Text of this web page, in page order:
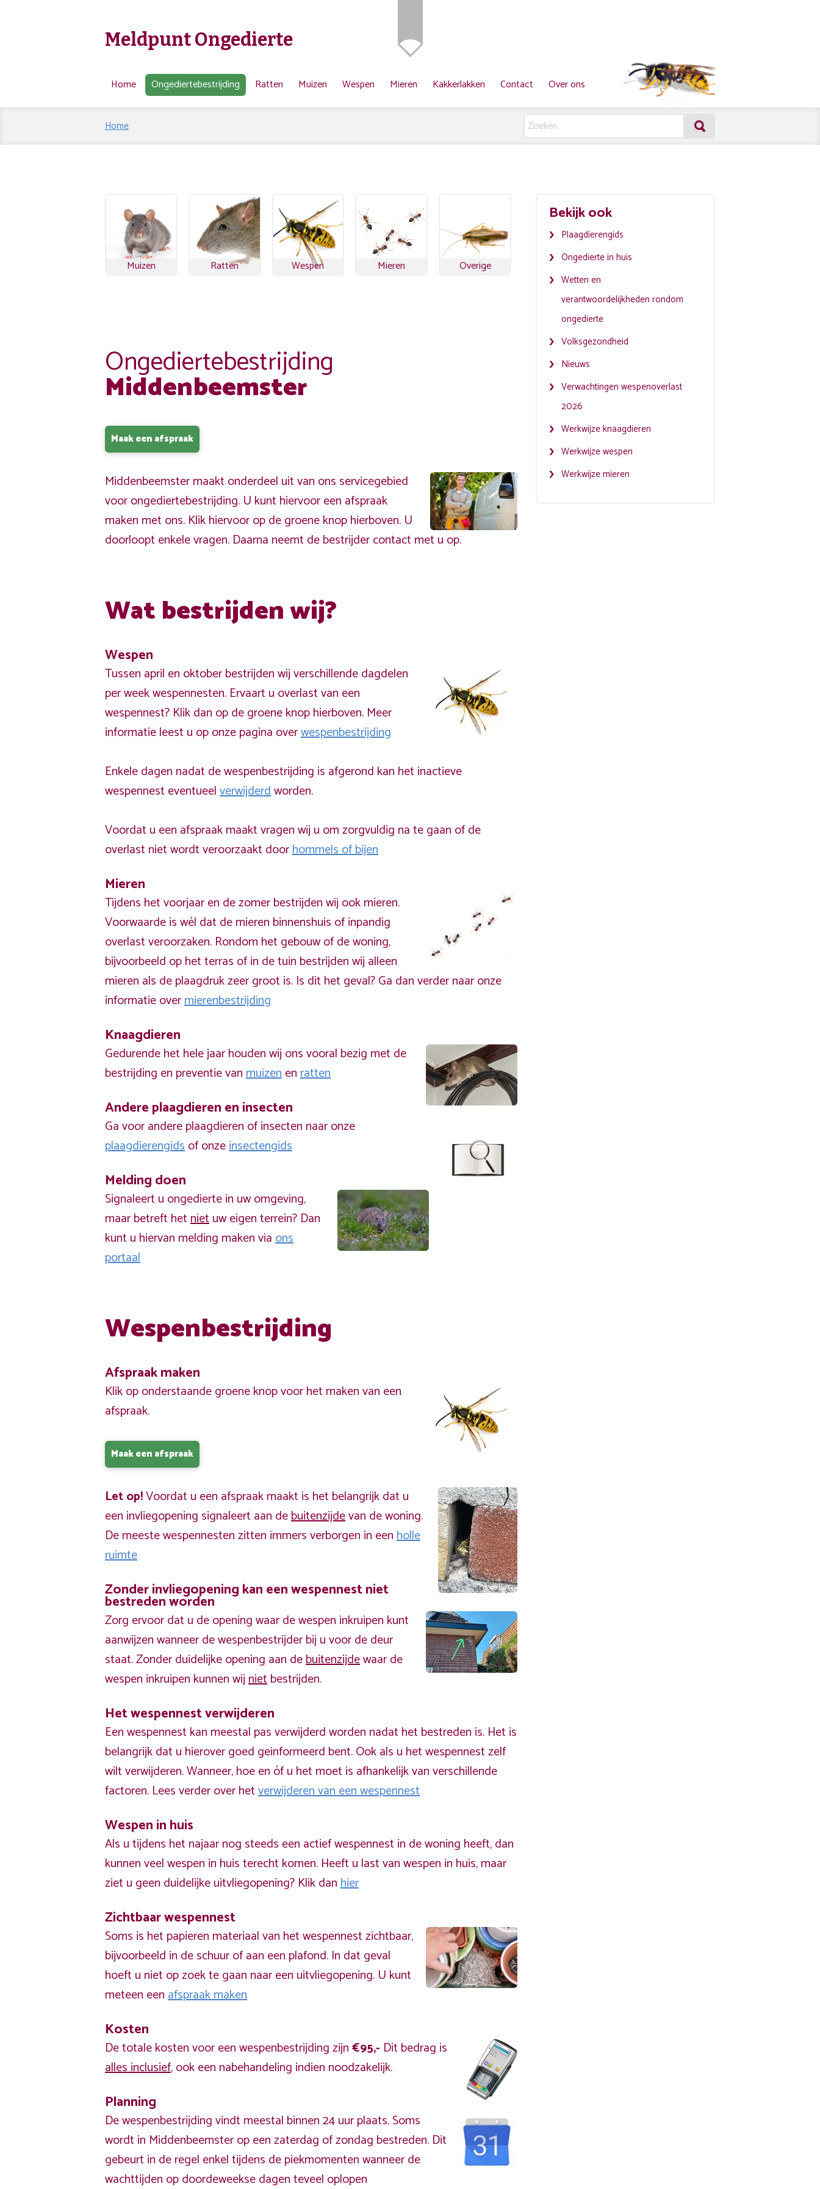
Meldpunt Ongedierte
Home Ongediertebestrijding Ratten Muizen Wespen Mieren Kakkerlakken Contact Over ons
Home
Muizen Ratten Wespen Mieren Overige
Ongediertebestrijding
Middenbeemster
Maak een afspraak
Middenbeemster maakt onderdeel uit van ons servicegebied
voor ongediertebestrijding. U kunt hiervoor een afspraak
maken met ons. Klik hiervoor op de groene knop hierboven. U
doorloopt enkele vragen. Daarna neemt de bestrijder contact met u op.
Wat bestrijden wij?
Wespen
Tussen april en oktober bestrijden wij verschillende dagdelen
per week wespennesten. Ervaart u overlast van een
wespennest? Klik dan op de groene knop hierboven. Meer
informatie leest u op onze pagina overwespenbestrijding
Enkele dagen nadat de wespenbestrijding is afgerond kan het inactieve
wespennest eventueelverwijderdworden.
Voordat u een afspraak maakt vragen wij u om zorgvuldig na te gaan of de
overlast niet wordt veroorzaakt doorhommels of bijen
Mieren
Tijdens het voorjaar en de zomer bestrijden wij ook mieren.
Voorwaarde is wél dat de mieren binnenshuis of inpandig
overlast veroorzaken. Rondom het gebouw of de woning,
bijvoorbeeld op het terras of in de tuin bestrijden wij alleen
mieren als de plaagdruk zeer groot is. Is dit het geval? Ga dan verder naar onze
informatie overmierenbestrijding
Knaagdieren
Gedurende het hele jaar houden wij ons vooral bezig met de
bestrijding en preventie vanmuizenenratten
Andere plaagdieren en insecten
Ga voor andere plaagdieren of insecten naar onze
plaagdierengidsof onzeinsectengids
Melding doen
Signaleert u ongedierte in uw omgeving,
maar betreft hetnietuw eigen terrein? Dan
kunt u hiervan melding maken viaons
portaal
Wespenbestrijding
Afspraak maken
Klik op onderstaande groene knop voor het maken van een
afspraak.
Maak een afspraak
Let op!Voordat u een afspraak maakt is het belangrijk dat u
een invliegopening signaleert aan debuitenzijdevan de woning.
De meeste wespennesten zitten immers verborgen in eenholle
ruimte
Zonder invliegopening kan een wespennest niet
bestreden worden
Zorg ervoor dat u de opening waar de wespen inkruipen kunt
aanwijzen wanneer de wespenbestrijder bij u voor de deur
staat. Zonder duidelijke opening aan debuitenzijdewaar de
wespen inkruipen kunnen wijnietbestrijden.
Het wespennest verwijderen
Een wespennest kan meestal pas verwijderd worden nadat het bestreden is. Het is
belangrijk dat u hierover goed geinformeerd bent. Ook als u het wespennest zelf
wilt verwijderen. Wanneer, hoe en óf u het moet is afhankelijk van verschillende
factoren. Lees verder over hetverwijderen van een wespennest
Wespen in huis
Als u tijdens het najaar nog steeds een actief wespennest in de woning heeft, dan
kunnen veel wespen in huis terecht komen. Heeft u last van wespen in huis, maar
ziet u geen duidelijke uitvliegopening? Klik danhier
Zichtbaar wespennest
Soms is het papieren materiaal van het wespennest zichtbaar,
bijvoorbeeld in de schuur of aan een plafond. In dat geval
hoeft u niet op zoek te gaan naar een uitvliegopening. U kunt
meteen eenafspraak maken
Kosten
De totale kosten voor een wespenbestrijding zijn€95,- Dit bedrag is
alles inclusief, ook een nabehandeling indien noodzakelijk.
Planning
De wespenbestrijding vindt meestal binnen 24 uur plaats. Soms
wordt in Middenbeemster op een zaterdag of zondag bestreden. Dit
gebeurt in de regel enkel tijdens de piekmomenten wanneer de
wachttijden op doordeweekse dagen teveel oplopen
Bekijk ook
Plaagdierengids
Ongedierte in huis
Wetten en
verantwoordelijkheden rondom
ongedierte
Volksgezondheid
Nieuws
Verwachtingen wespenoverlast
2026
Werkwijze knaagdieren
Werkwijze wespen
Werkwijze mieren